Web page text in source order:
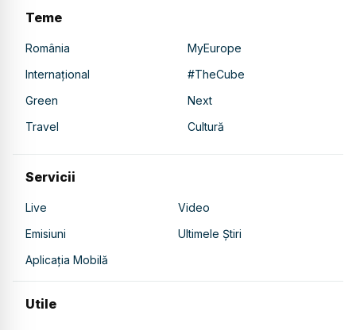
Teme
România
MyEurope
Internațional
#TheCube
Green
Next
Travel
Cultură
Servicii
Live
Video
Emisiuni
Ultimele Știri
Aplicația Mobilă
Utile